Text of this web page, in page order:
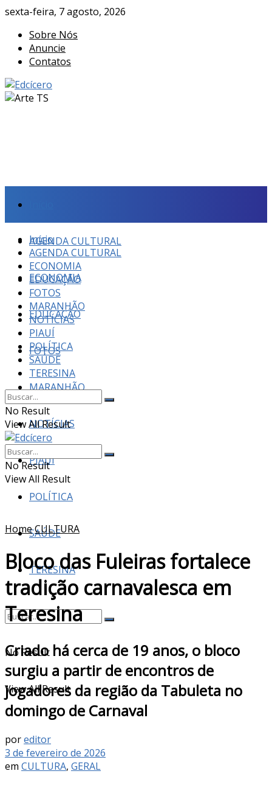
sexta-feira, 7 agosto, 2026
Sobre Nós
Anuncie
Contatos
AGENDA CULTURAL
ECONOMIA
EDUCAÇÃO
FOTOS
MARANHÃO
NOTÍCIAS
PIAUÍ
POLÍTICA
SAÚDE
TERESINA
No Result
View All Result
Início
AGENDA CULTURAL
ECONOMIA
EDUCAÇÃO
FOTOS
MARANHÃO
NOTÍCIAS
PIAUÍ
POLÍTICA
SAÚDE
TERESINA
No Result
View All Result
No Result
View All Result
HomeCULTURA
Bloco das Fuleiras fortalece
tradição carnavalesca em
Teresina
Criado há cerca de 19 anos, o bloco
surgiu a partir de encontros de
jogadores da região da Tabuleta no
domingo de Carnaval
poreditor
3 de fevereiro de 2026
em CULTURA, GERAL